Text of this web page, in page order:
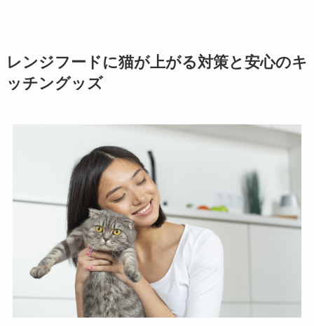
レンジフードに猫が上がる対策と安心のキ
ッチングッズ